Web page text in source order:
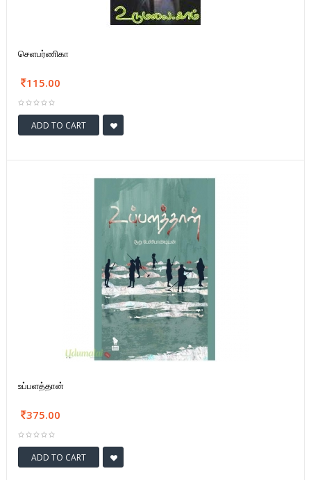
செளபர்ணிகா
115.00
ADD TO CART
உப்பளத்தான்
375.00
ADD TO CART